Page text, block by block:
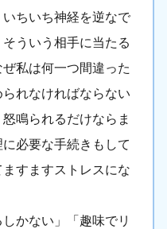
ちいち神経を逆なで
ういう相手に当たる
私は何一つ間違った
れなければならない
鳴られるだけならま
必要な手続きもして
すますストレスにな
かない」「趣味でリ